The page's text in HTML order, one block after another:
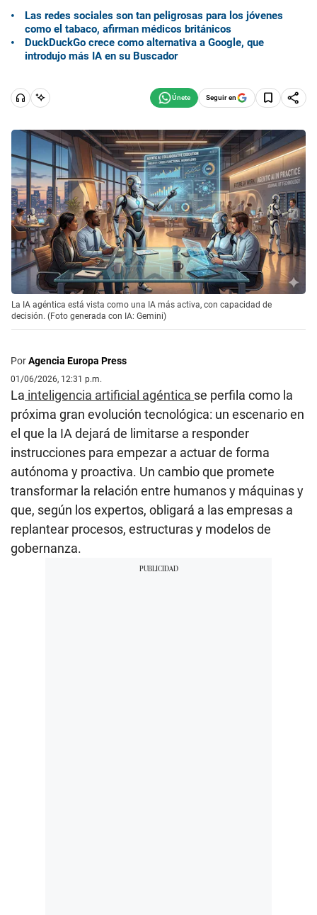
Las redes sociales son tan peligrosas para los jóvenes
como el tabaco, afirman médicos británicos
DuckDuckGo crece como alternativa a Google, que
introdujo más IA en su Buscador
Seguir en
La IA agéntica está vista como una IA más activa, con capacidad de
decisión. (Foto generada con IA: Gemini)
PorAgencia Europa Press
01/06/2026, 12:31 p.m.
La inteligencia artificial agéntica se perfila como la
próxima gran evolución tecnológica: un escenario en
el que la IA dejará de limitarse a responder
instrucciones para empezar a actuar de forma
autónoma y proactiva. Un cambio que promete
transformar la relación entre humanos y máquinas y
que, según los expertos, obligará a las empresas a
replantear procesos, estructuras y modelos de
gobernanza.